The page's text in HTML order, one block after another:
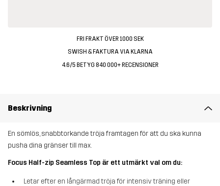
FRI FRAKT ÖVER 1000 SEK
SWISH & FAKTURA VIA KLARNA
4.6/5 BETYG 840 000+ RECENSIONER
Beskrivning
En sömlös, snabbtorkande tröja framtagen för att du ska kunna
pusha dina gränser till max.
Focus Half-zip Seamless Top är ett utmärkt val om du:
Letar efter en långärmad tröja för intensiv träning eller